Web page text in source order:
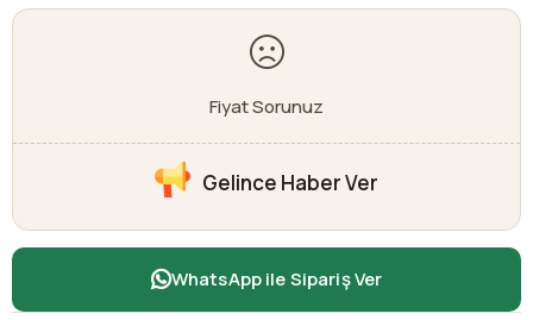
Fiyat Sorunuz
Gelince Haber Ver
WhatsApp ile Sipariş Ver